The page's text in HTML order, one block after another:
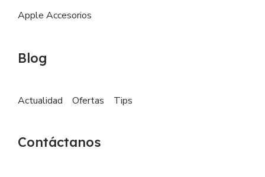
Apple Accesorios
Blog
Actualidad Ofertas Tips
Contáctanos